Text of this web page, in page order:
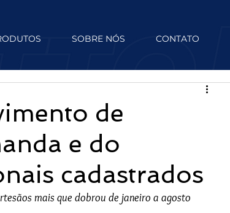
SOBRE NÓS CONTATO
de
e do
cadastrados
mais que dobrou de janeiro a agosto